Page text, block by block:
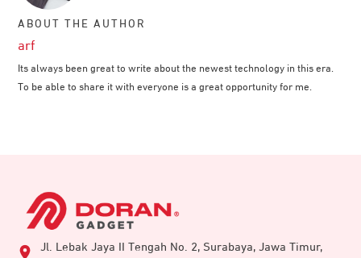
ABOUT THE AUTHOR
arf
Its always been great to write about the newest technology in this era.
To be able to share it with everyone is a great opportunity for me.
Jl. Lebak Jaya II Tengah No. 2, Surabaya, Jawa Timur,